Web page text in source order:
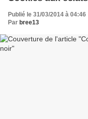
Publié le 31/03/2014 à 04:46
Par bree13